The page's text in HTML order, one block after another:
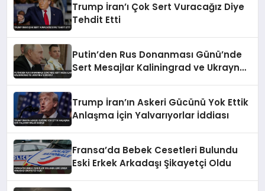
Trump İran’ı Çok Sert Vuracağız Diye
Tehdit Etti
Putin’den Rus Donanması Günü’nde
Sert Mesajlar Kaliningrad ve Ukrayna
Trump İran’ın Askeri Gücünü Yok Ettik
Anlaşma İçin Yalvarıyorlar İddiası
Fransa’da Bebek Cesetleri Bulundu
Eski Erkek Arkadaşı Şikayetçi Oldu